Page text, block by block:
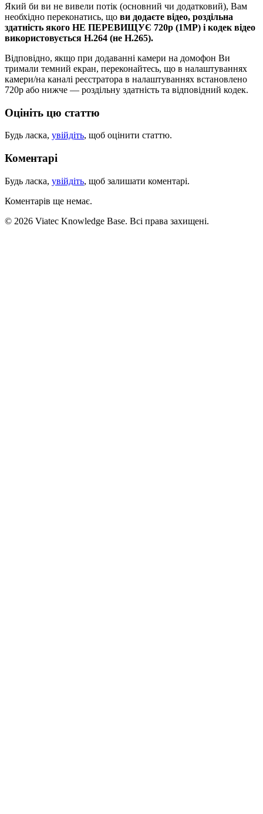
Який би ви не вивели потік (основний чи додатковий), Вам
необхідно переконатись, що ви додаєте відео, роздільна
здатність якого НЕ ПЕРЕВИЩУЄ 720р (1МР) і кодек відео
використовується Н.264 (не Н.265).
Відповідно, якщо при додаванні камери на домофон Ви
тримали темний екран, переконайтесь, що в налаштуваннях
камери/на каналі реєстратора в налаштуваннях встановлено
720р або нижче — роздільну здатність та відповідний кодек.
Оцініть цю статтю
Будь ласка, увійдіть, щоб оцінити статтю.
Коментарі
Будь ласка, увійдіть, щоб залишати коментарі.
Коментарів ще немає.
© 2026 Viatec Knowledge Base. Всі права захищені.